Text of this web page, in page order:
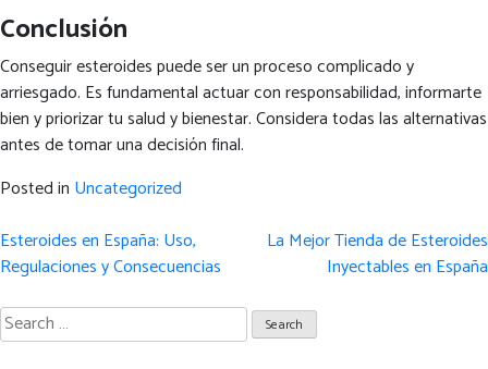
Conclusión
Conseguir esteroides puede ser un proceso complicado y
arriesgado. Es fundamental actuar con responsabilidad, informarte
bien y priorizar tu salud y bienestar. Considera todas las alternativas
antes de tomar una decisión final.
Posted in Uncategorized
Post
navigation
Esteroides en España: Uso,
Regulaciones y Consecuencias
La Mejor Tienda de Esteroides
Inyectables en España
Search
for: